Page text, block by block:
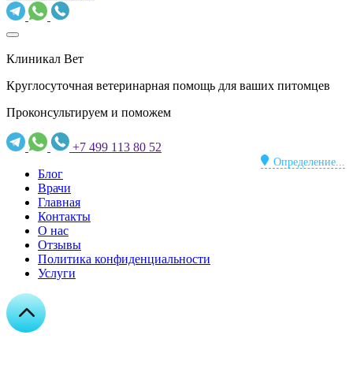
Клиникал Вет
Круглосуточная ветеринарная помощь для ваших питомцев
Проконсультируем и поможем
+7 499 113 80 52
Определение...
Блог
Врачи
Главная
Контакты
О нас
Отзывы
Политика конфиденциальности
Услуги